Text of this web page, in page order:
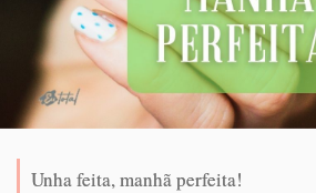
Unha feita, manhã perfeita!